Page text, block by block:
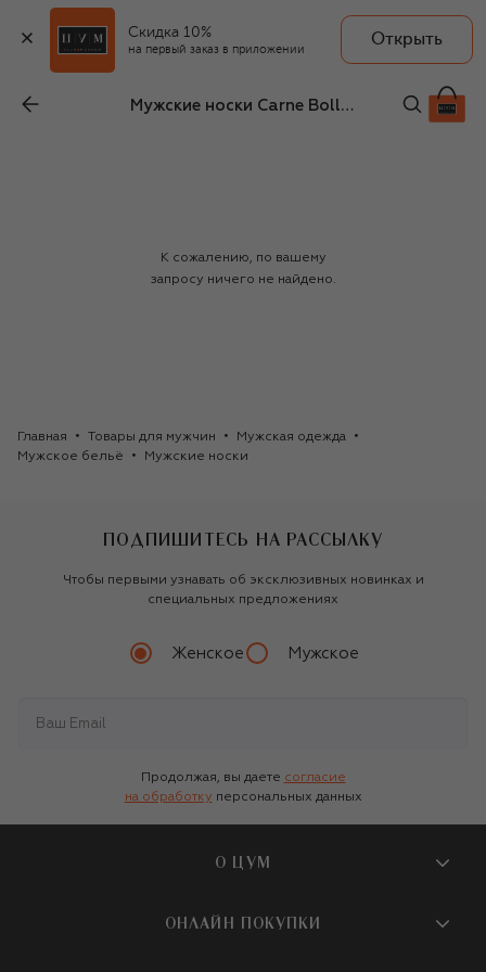
Скидка 10%
на первый заказ в приложении
Открыть
Мужские носки Carne Bollente
К сожалению, по вашему
запросу ничего не найдено.
Главная Товары для мужчин
Мужская одежда
Мужское бельё
Мужские носки
ПОДПИШИТЕСЬ НА РАССЫЛКУ
Чтобы первыми узнавать об эксклюзивных новинках и
специальных предложениях
Женское Мужское
Продолжая, вы даете согласие
на обработку персональных данных
О ЦУМ
О магазине
ОНЛАЙН ПОКУПКИ